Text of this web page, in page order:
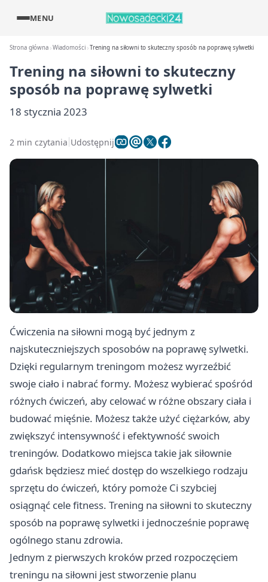
MENU
Strona główna Wiadomości Trening na siłowni to skuteczny sposób na poprawę sylwetki
Trening na siłowni to skuteczny
sposób na poprawę sylwetki
18 stycznia 2023
2 min czytania Udostępnij
Ćwiczenia na siłowni mogą być jednym z
najskuteczniejszych sposobów na poprawę sylwetki.
Dzięki regularnym treningom możesz wyrzeźbić
swoje ciało i nabrać formy. Możesz wybierać spośród
różnych ćwiczeń, aby celować w różne obszary ciała i
budować mięśnie. Możesz także użyć ciężarków, aby
zwiększyć intensywność i efektywność swoich
treningów. Dodatkowo miejsca takie jak siłownie
gdańsk będziesz mieć dostęp do wszelkiego rodzaju
sprzętu do ćwiczeń, który pomoże Ci szybciej
osiągnąć cele fitness. Trening na siłowni to skuteczny
sposób na poprawę sylwetki i jednocześnie poprawę
ogólnego stanu zdrowia.
Jednym z pierwszych kroków przed rozpoczęciem
treningu na siłowni jest stworzenie planu